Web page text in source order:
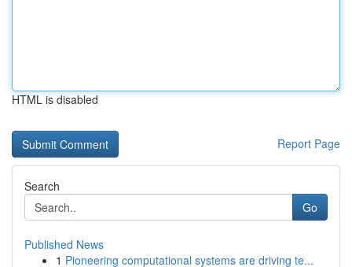
HTML is disabled
Report Page
Search
Go
Published News
1 Pioneering computational systems are driving te...